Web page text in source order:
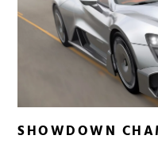
SHOWDOWN